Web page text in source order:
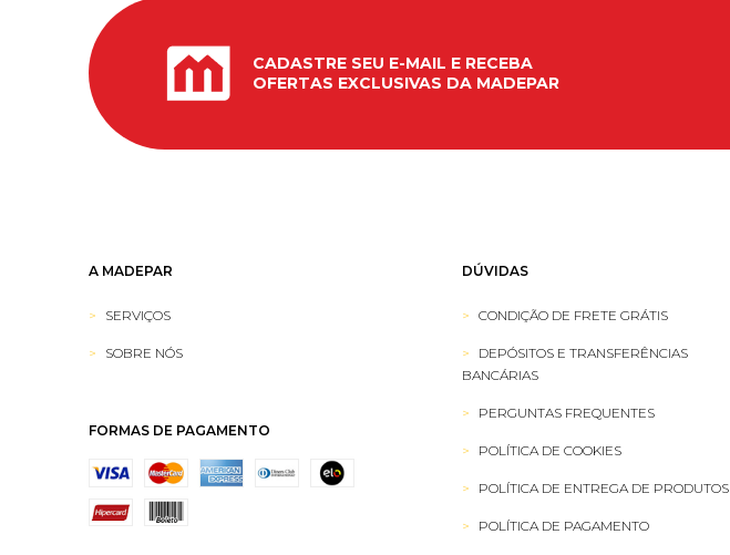
CADASTRE SEU E-MAIL E RECEBA
OFERTAS EXCLUSIVAS DA MADEPAR
A MADEPAR
SERVIÇOS
SOBRE NÓS
FORMAS DE PAGAMENTO
DÚVIDAS
CONDIÇÃO DE FRETE GRÁTIS
DEPÓSITOS E TRANSFERÊNCIAS
BANCÁRIAS
PERGUNTAS FREQUENTES
POLÍTICA DE COOKIES
POLÍTICA DE ENTREGA DE PRODUTOS
POLÍTICA DE PAGAMENTO